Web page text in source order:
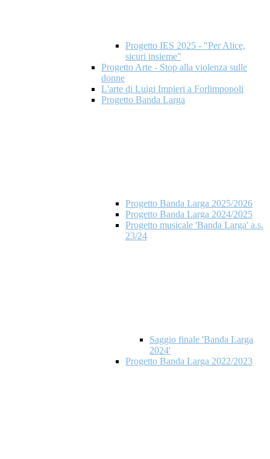
Progetto IES 2025 - "Per Alice,
sicuri insieme"
Progetto Arte - Stop alla violenza sulle
donne
L'arte di Luigi Impieri a Forlimpopoli
Progetto Banda Larga
Progetto Banda Larga 2025/2026
Progetto Banda Larga 2024/2025
Progetto musicale 'Banda Larga' a.s.
23/24
Saggio finale 'Banda Larga
2024'
Progetto Banda Larga 2022/2023